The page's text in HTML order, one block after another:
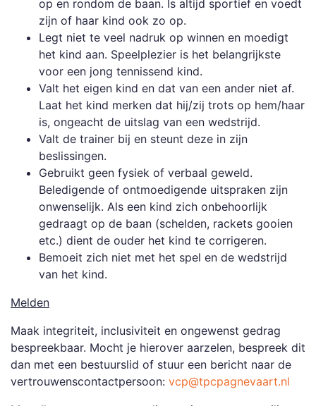
op en rondom de baan. Is altijd sportief en voedt
zijn of haar kind ook zo op.
Legt niet te veel nadruk op winnen en moedigt
het kind aan. Speelplezier is het belangrijkste
voor een jong tennissend kind.
Valt het eigen kind en dat van een ander niet af.
Laat het kind merken dat hij/zij trots op hem/haar
is, ongeacht de uitslag van een wedstrijd.
Valt de trainer bij en steunt deze in zijn
beslissingen.
Gebruikt geen fysiek of verbaal geweld.
Beledigende of ontmoedigende uitspraken zijn
onwenselijk. Als een kind zich onbehoorlijk
gedraagt op de baan (schelden, rackets gooien
etc.) dient de ouder het kind te corrigeren.
Bemoeit zich niet met het spel en de wedstrijd
van het kind.
Melden
Maak integriteit, inclusiviteit en ongewenst gedrag
bespreekbaar. Mocht je hierover aarzelen, bespreek dit
dan met een bestuurslid of stuur een bericht naar de
vertrouwenscontactpersoon: vcp@tpcpagnevaart.nl